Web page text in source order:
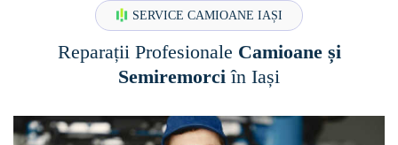
SERVICE CAMIOANE IAȘI
Reparații Profesionale Camioane și
Semiremorci în Iași